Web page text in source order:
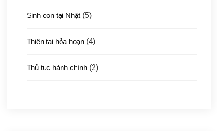
Sinh con tại Nhật (5)
Thiên tai hỏa hoạn (4)
Thủ tục hành chính (2)